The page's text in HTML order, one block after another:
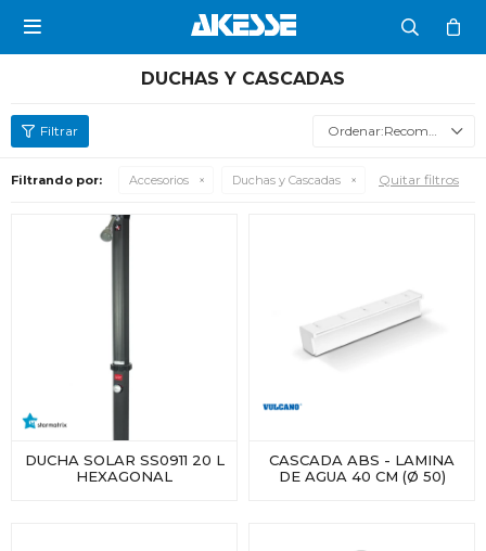

DUCHAS Y CASCADAS
Recomendados
Filtrando por: Accesorios Duchas y Cascadas Quitar filtros
DUCHA SOLAR SS0911 20 L
HEXAGONAL
CASCADA ABS - LAMINA
DE AGUA 40 CM (Ø 50)